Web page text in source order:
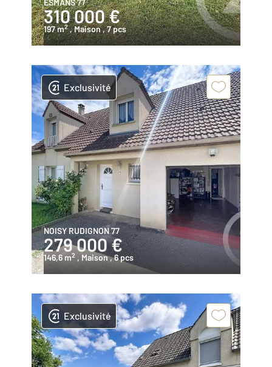
ESMANS 77
310 000 €
197 m2 , Maison, 7 pcs
Exclusivité
NOISY RUDIGNON 77
279 000 €
146,6 m2 , Maison, 6 pcs
Exclusivité